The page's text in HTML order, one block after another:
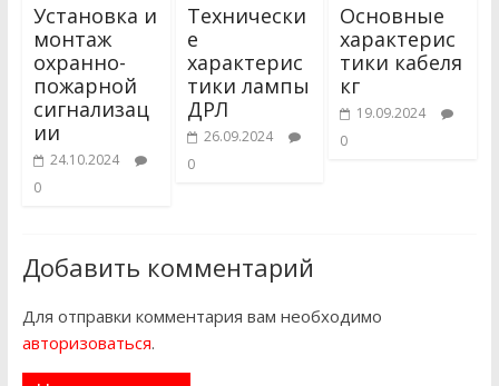
Установка и
монтаж
охранно-
пожарной
сигнализац
ии
24.10.2024
0
Технически
е
характерис
тики лампы
ДРЛ
26.09.2024
0
Основные
характерис
тики кабеля
кг
19.09.2024
0
Добавить комментарий
Для отправки комментария вам необходимо
авторизоваться.